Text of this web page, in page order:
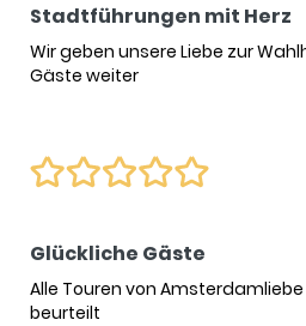
Stadtführungen mit Herz
Wir geben unsere Liebe zur
Gäste weiter
Glückliche Gäste
Alle Touren von
beurteilt